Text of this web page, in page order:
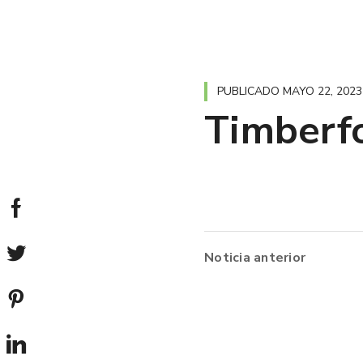
PUBLICADO MAYO 22, 2023
Noticia anterior